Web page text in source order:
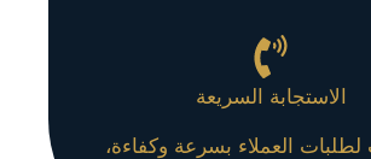
الاستجابة السريعة
العملاء بسرعة وكفاءة،